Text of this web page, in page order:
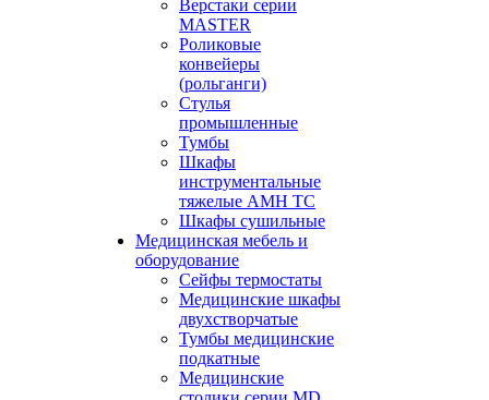
Верстаки серии
MASTER
Роликовые
конвейеры
(рольганги)
Стулья
промышленные
Тумбы
Шкафы
инструментальные
тяжелые АМН ТС
Шкафы сушильные
Медицинская мебель и
оборудование
Сейфы термостаты
Медицинские шкафы
двухстворчатые
Тумбы медицинские
подкатные
Медицинские